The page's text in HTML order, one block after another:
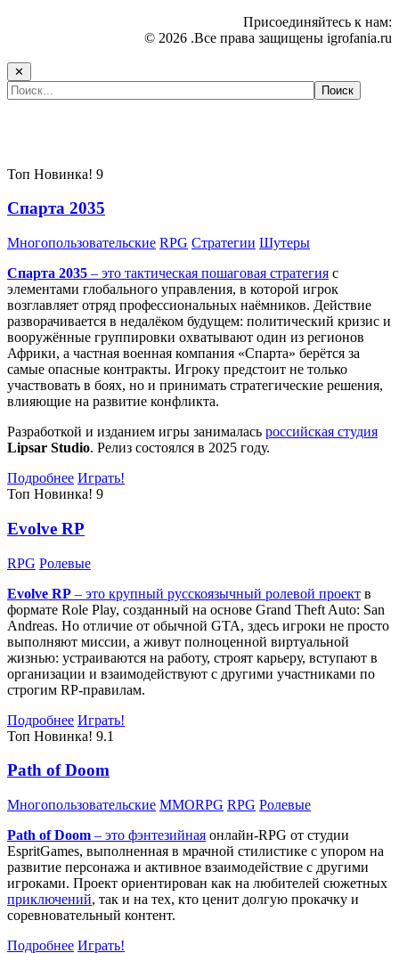
Присоединяйтесь к нам:
© 2026 .Все права защищены igrofania.ru
✕
Топ Новинка! 9
Спарта 2035
Многопользовательские RPG Стратегии Шутеры
Спарта 2035 – это тактическая пошаговая стратегия с
элементами глобального управления, в которой игрок
возглавляет отряд профессиональных наёмников. Действие
разворачивается в недалёком будущем: политический кризис и
вооружённые группировки охватывают один из регионов
Африки, а частная военная компания «Спарта» берётся за
самые опасные контракты. Игроку предстоит не только
участвовать в боях, но и принимать стратегические решения,
влияющие на развитие конфликта.
Разработкой и изданием игры занималась российская студия
Lipsar Studio. Релиз состоялся в 2025 году.
Подробнее Играть!
Топ Новинка! 9
Evolve RP
RPG Ролевые
Evolve RP – это крупный русскоязычный ролевой проект в
формате Role Play, созданный на основе Grand Theft Auto: San
Andreas. Но отличие от обычной GTA, здесь игроки не просто
выполняют миссии, а живут полноценной виртуальной
жизнью: устраиваются на работу, строят карьеру, вступают в
организации и взаимодействуют с другими участниками по
строгим RP-правилам.
Подробнее Играть!
Топ Новинка! 9.1
Path of Doom
Многопользовательские MMORPG RPG Ролевые
Path of Doom – это фэнтезийная онлайн-RPG от студии
EspritGames, выполненная в мрачной стилистике с упором на
развитие персонажа и активное взаимодействие с другими
игроками. Проект ориентирован как на любителей сюжетных
приключений, так и на тех, кто ценит долгую прокачку и
соревновательный контент.
Подробнее Играть!